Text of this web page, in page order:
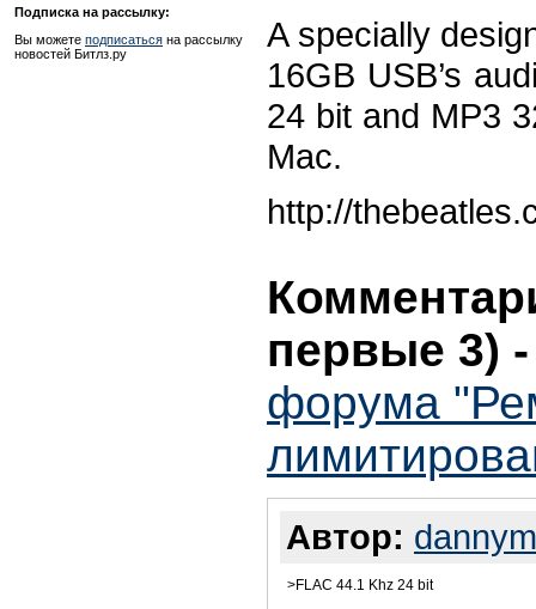
Подписка на рассылку:
Вы можете подписаться на рассылку
новостей Битлз.ру
A specially
16GB USB’s
24 bit and MP3
Mac.
http://
первые 3)
форума
Автор:
>FLAC 44.1 Khz 24 bit